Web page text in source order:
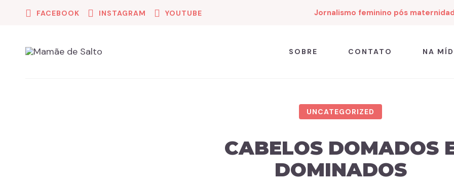
FACEBOOK INSTAGRAM YOUTUBE Jornalismo feminino pós
SOBRE CONTATO NA
UNCATEGORIZED
CABELOS DOMADOS
DOMINADOS